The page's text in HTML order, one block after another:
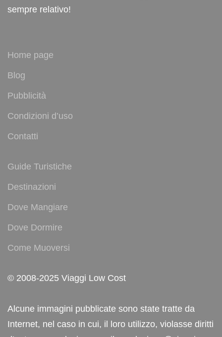
sempre relativo!
Home page
Blog
Pubblicità
Condizioni d’uso
Contatti
Guide Turistiche
Destinazioni
Dove Mangiare
Dove Dormire
Come Muoversi
© 2008-2025 Viaggi Low Cost
Alcune immagini pubblicate sono state tratte da
Internet, nel caso in cui, il loro utilizzo, violasse diritti